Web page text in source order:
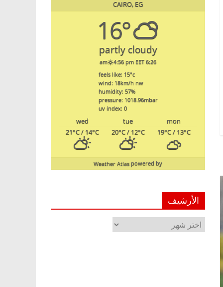
CAIRO, EG
16°
partly cloudy
6:26 am
4:56 pm EET
feels like: 15°c
wind: 18km/h nw
humidity: 57%
pressure: 1018.96mbar
uv index: 0
mon
tue
wed
19°C/ 13°C
20°C/ 12°C
21°C/ 14°C
powered by
Weather Atlas
الأرشيف
الأرشيف